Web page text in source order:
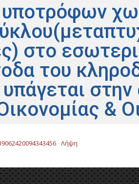
στο
του
&
Λήψη